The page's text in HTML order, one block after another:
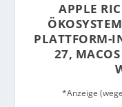
APPLE
PLATTFORM-
27,
*Anzeige